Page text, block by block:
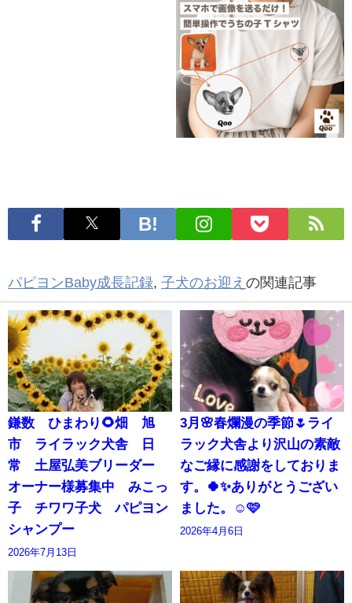
パピヨンBaby成長記録, 子犬のお迎え の関連記事
鎌数 ひまわり🌻畑 旭
市 ライラック犬舎 日
常 土屋弘美ブリーダー
オーナー様募集中 みこっ
子 チワワ子犬 パピヨン
シャンプー
2026年7月13日
3月🌸春爛漫の季節🌷ライ
ラック犬舎より沢山の素敵
なご縁に感謝をしておりま
す。🍀✨ありがとうござい
ました。☺️🩷
2026年4月6日